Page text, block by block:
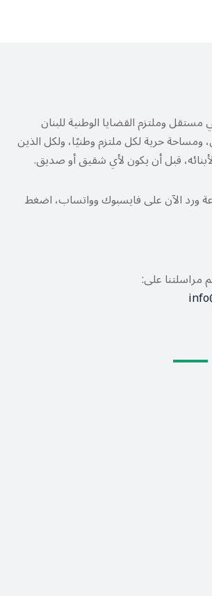
مستقل وملتزم القضايا الوطنية للبنان
ومساحة حرية لكل ملتزم وطنيًا، ولكل الذين
قبل أن يكون لأي شقيق أو صديق.
ورد الآن على فايسبوك وواتساب، اضغط
مراسلتنا على: